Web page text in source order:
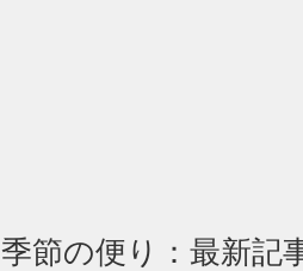
季節の便り：最新記